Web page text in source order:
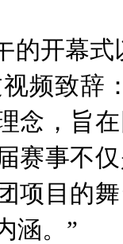
的开幕式
视频致辞
念，旨
赛事不
项目的
涵。”